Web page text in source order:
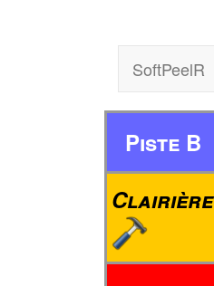
SoftPeelR
Piste B
Clairière